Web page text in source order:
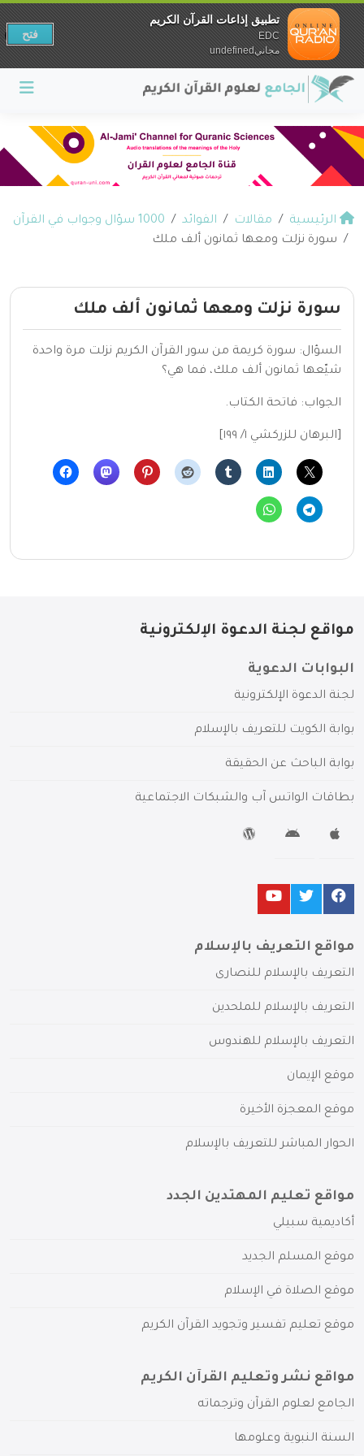
الرئيسية مقالات الفوائد
1000 سؤال وجواب في القرآن
سورة نزلت ومعها ثمانون ألف ملك
سورة نزلت ومعها ثمانون ألف ملك
السؤال: سورة كريمة من سور القرآن الكريم نزلت مرة واحدة
شيّعها ثمانون ألف ملك، فما هي؟
الجواب: فاتحة الكتاب.
[البرهان للزركشي ١/ ١٩٩]
مواقع لجنة الدعوة الإلكترونية
البوابات الدعوية
لجنة الدعوة الإلكترونية
بوابة الكويت للتعريف بالإسلام
بوابة الباحث عن الحقيقة
بطاقات الواتس آب والشبكات الاجتماعية
مواقع التعريف بالإسلام
التعريف بالإسلام للنصارى
التعريف بالإسلام للملحدين
التعريف بالإسلام للهندوس
موقع الإيمان
موقع المعجزة الأخيرة
الحوار المباشر للتعريف بالإسلام
مواقع تعليم المهتدين الجدد
أكاديمية سبيلي
موقع المسلم الجديد
موقع الصلاة في الإسلام
موقع تعليم تفسير وتجويد القرآن الكريم
مواقع نشر وتعليم القرآن الكريم
الجامع لعلوم القرآن وترجماته
السنة النبوية وعلومها
تطبيق إذاعات القرآن الكريم
EDC
مجانيundefined
فتح